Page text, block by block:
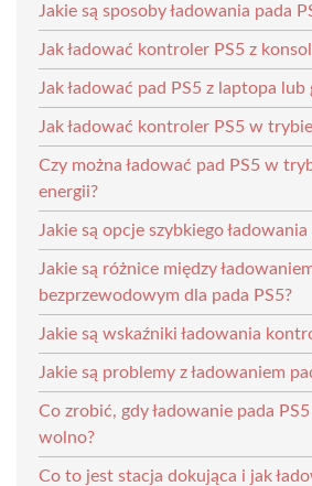
Jakie są sposoby ładowania pada
Jak ładować kontroler PS5 z
Jak ładować pad PS5 z laptopa lub
Jak ładować kontroler PS5 w
Czy można ładować pad PS5 w
energii?
Jakie są opcje szybkiego ładowania
Jakie są różnice między
bezprzewodowym dla pada PS5?
Jakie są wskaźniki ładowania
Jakie są problemy z ładowaniem
Co zrobić, gdy ładowanie pada
wolno?
Co to jest stacja dokująca i jak